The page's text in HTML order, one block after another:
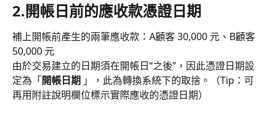
2.開帳日前的應收款憑證日期
補上開帳前產生的兩筆應收款：A顧客 30,000 元、B顧客
50,000 元
由於交易建立的日期須在開帳日“之後”，因此憑證日期設
定為「開帳日期 」，此為轉換系統下的取捨。（Tip：可
再用附註說明欄位標示實際應收的憑證日期）